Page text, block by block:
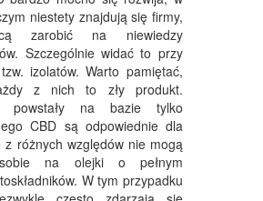
niestety znajdują się firmy,
zarobić na niewiedzy
Szczególnie widać to przy
izolatów. Warto pamiętać,
z nich to zły produkt.
powstały na bazie tylko
CBD są odpowiednie dla
z różnych względów nie mogą
na olejki o pełnym
W tym przypadku